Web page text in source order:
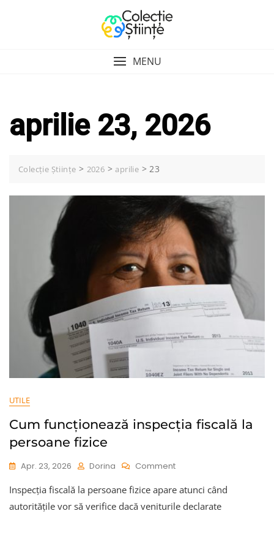
MENU
aprilie 23, 2026
Colecție Științe > 2026 >aprilie > 23
UTILE
Cum funcționează inspecția fiscală la
persoane fizice
Apr. 23, 2026 Dorina CommentOn
Funcționează
Inspecția
Inspecția fiscală la persoane fizice apare atunci când
autoritățile vor să verifice dacă veniturile declarate